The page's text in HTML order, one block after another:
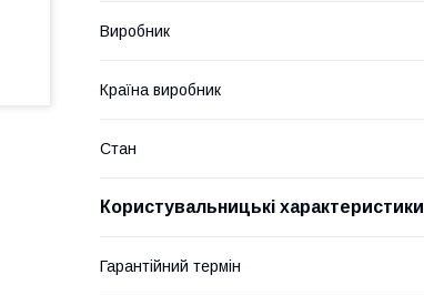
Виробник
Країна виробник
Стан
Користувальницькі характеристики
Гарантійний термін